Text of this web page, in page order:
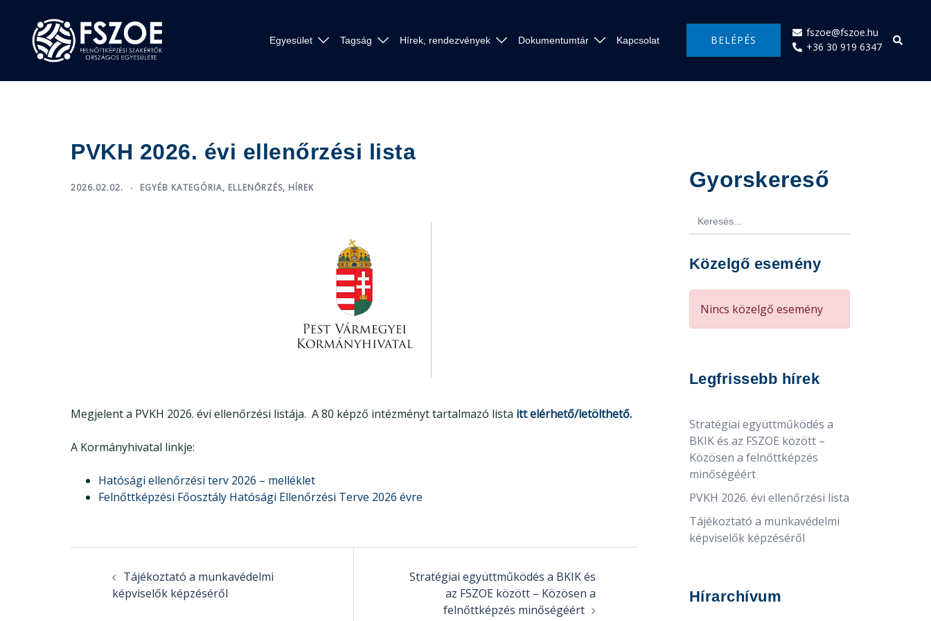
content
Egyesület Tagság Hírek, rendezvények Dokumentumtár Kapcsolat BELÉPÉS
fszoe@fszoe.hu
+36 30 919 6347
Search
PVKH 2026. évi ellenőrzési lista
2026.02.02. EGYÉB KATEGÓRIA, ELLENŐRZÉS, HÍREK
Megjelent a PVKH 2026. évi ellenőrzési listája. A 80 képző intézményt tartalmazó lista itt elérhető/letölthető.
A Kormányhivatal linkje:
Hatósági ellenőrzési terv 2026 – melléklet
Felnőttképzési Főosztály Hatósági Ellenőrzési Terve 2026 évre
navigationTájékoztató a munkavédelmi
képviselők képzéséről
Stratégiai együttműködés a BKIK és
az FSZOE között – Közösen a
felnőttképzés minőségéért
Gyorskereső
Search
for:
Közelgő esemény
Nincs közelgő esemény
Legfrissebb hírek
Stratégiai együttműködés a
BKIK és az FSZOE között –
Közösen a felnőttképzés
minőségéért
PVKH 2026. évi ellenőrzési lista
Tájékoztató a munkavédelmi
képviselők képzéséről
Hírarchívum